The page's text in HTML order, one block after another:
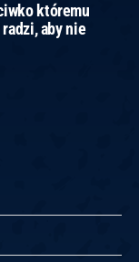
któremu
radzi, aby nie